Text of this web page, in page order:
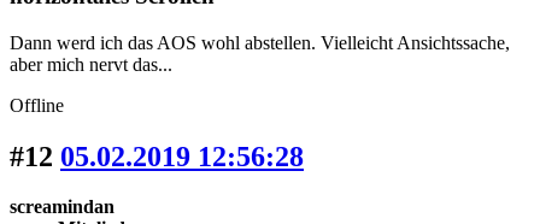
Dann werd ich das AOS wohl abstellen. Vielleicht Ansichtssache,
aber mich nervt das...
Offline
#12 05.02.2019 12:56:28
screamindan